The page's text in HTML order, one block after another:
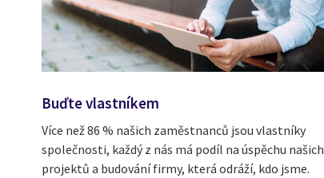
Buďte vlastníkem
Více než 86 % našich zaměstnanců jsou vlastníky
společnosti, každý z nás má podíl na úspěchu našich
projektů a budování firmy, která odráží, kdo jsme.